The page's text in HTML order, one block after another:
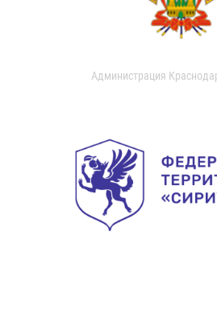
Администрация